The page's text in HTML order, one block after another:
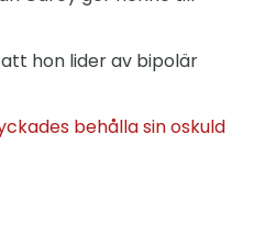
hon lider av bipolär
behålla sin oskuld